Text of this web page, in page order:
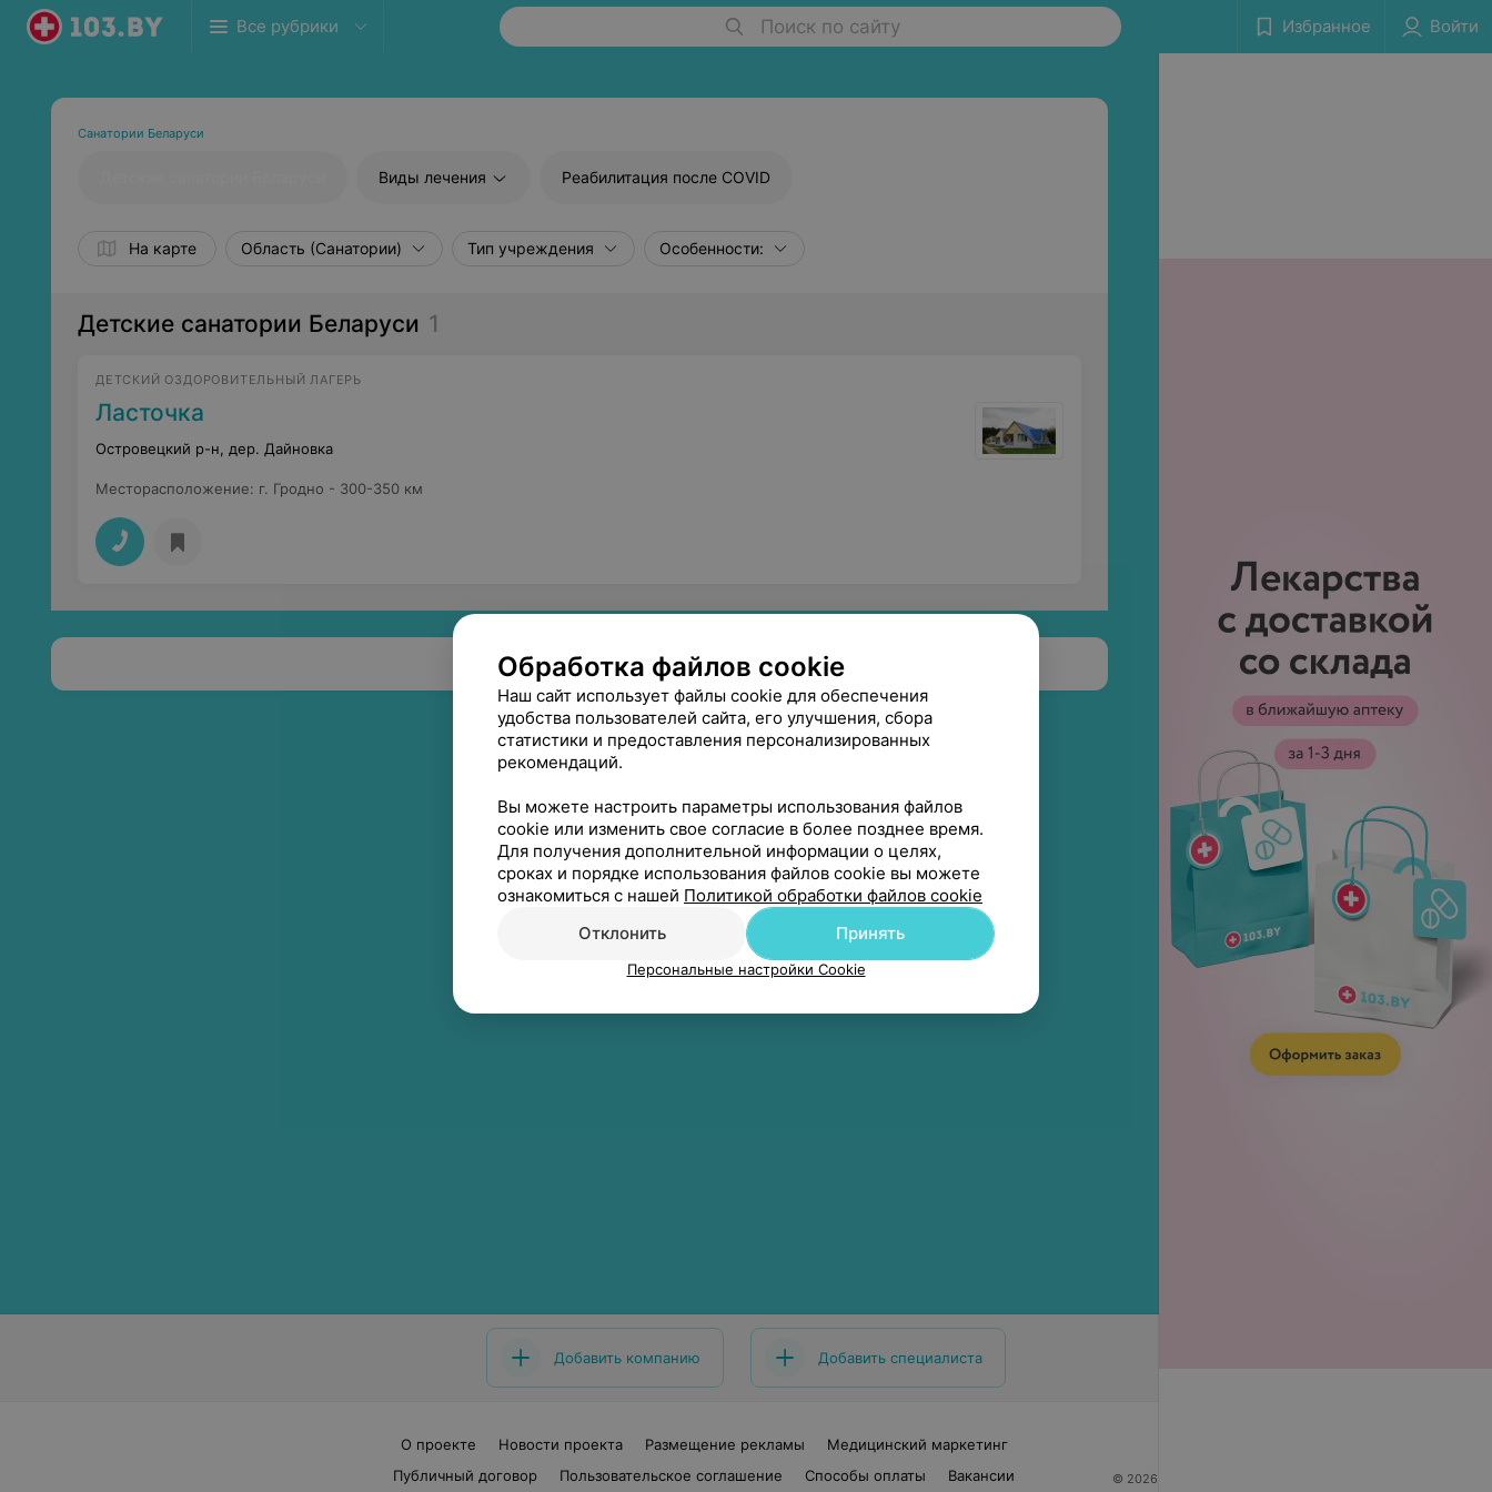
Все рубрики Поиск по сайту Избранное Войти
Санатории Беларуси
Виды лечения Реабилитация после COVID
На карте Область (Санатории) Тип учреждения Особенности:
Детские санатории Беларуси 1
ДЕТСКИЙ ОЗДОРОВИТЕЛЬНЫЙ ЛАГЕРЬ
Ласточка
Островецкий р-н, дер. Дайновка
Месторасположение: г. Гродно - 300-350 км
Добавить компанию Добавить специалиста
О проекте Новости проекта Размещение рекламы
Медицинский маркетинг
Публичный договор
Пользовательское соглашение Способы оплаты Вакансии © 2026 ООО «Артокс Лаб», УНП 191700409
Обработка файлов cookie
Наш сайт использует файлы cookie для обеспечения
удобства пользователей сайта, его улучшения, сбора
статистики и предоставления персонализированных
рекомендаций.
Вы можете настроить параметры использования файлов
cookie или изменить свое согласие в более позднее время.
Для получения дополнительной информации о целях,
сроках и порядке использования файлов cookie вы можете
ознакомиться с нашей Политикой обработки файлов cookie
Отклонить
Принять
Персональные настройки Cookie